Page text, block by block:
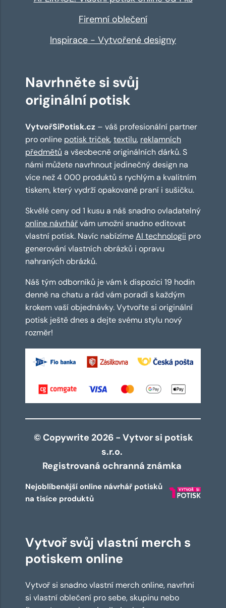
Firemní oblečení
Inspirace - Vytvořené designy
Navrhněte si svůj
originální potisk
VytvořSiPotisk.cz – váš profesionální partner
pro online potisk triček,textilu, reklamních
předmětů a všeobecně originálních dárků. S
námi můžete navrhnout jedinečný design na
více než 4 000 produktů s rychlým a kvalitním
tiskem, který vydrží opakované praní i sušičku.
Skvělé ceny od 1 kusu a náš snadno ovladatelný
online návrhářvám umožní snadno editovat
vlastní potisk. Navíc nabízímeAI technologii pro
generování vlastních obrázků i opravu
nahraných obrázků.
Náš tým odborníků je vám k dispozici 19 hodin
denně na chatu a rád vám poradí s každým
krokem vaší objednávky. Vytvořte si originální
potisk ještě dnes a dejte svému stylu nový
rozměr!
© Copywrite 2026 - Vytvor si potisk
s.r.o.
Registrovaná ochranná známka
Nejoblíbenější online návrhář potisků
na tisíce produktů
Vytvoř svůj vlastní merch s
potiskem online
Vytvoř si snadno vlastní merch online, navrhni
si vlastní oblečení pro sebe, skupinu nebo